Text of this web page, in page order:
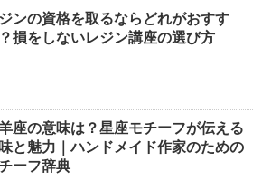
ンの資格を取るならどれがおすす
損をしないレジン講座の選び方
座の意味は？星座モチーフが伝える
と魅力｜ハンドメイド作家のための
ーフ辞典